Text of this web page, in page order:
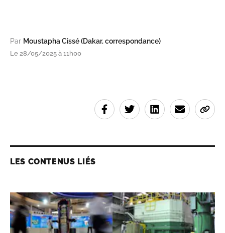
Par Moustapha Cissé (Dakar, correspondance)
Le 28/05/2025 à 11h00
LES CONTENUS LIÉS